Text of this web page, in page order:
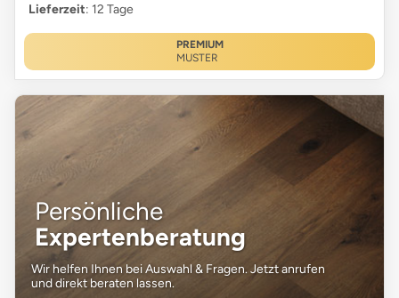
Lieferzeit: 12 Tage
PREMIUM
MUSTER
Persönliche
Expertenberatung
Wir helfen Ihnen bei Auswahl & Fragen. Jetzt anrufen
und direkt beraten lassen.